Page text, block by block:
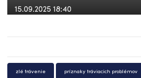
15.09.2025 18:40
zlé trávenie príznaky tráviacich problémov